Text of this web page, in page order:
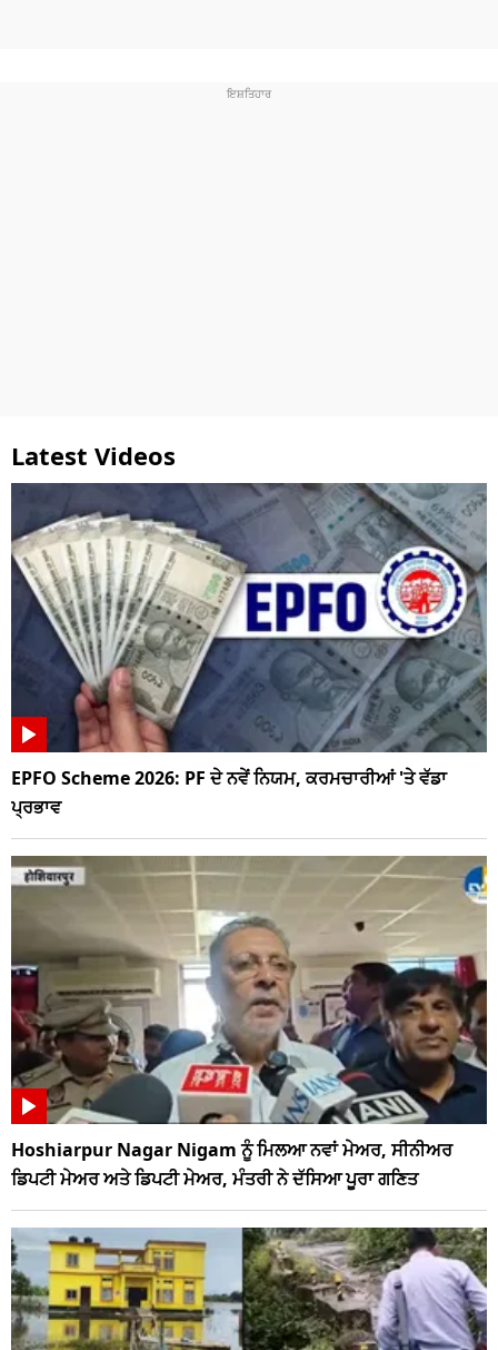
Latest Videos
EPFO Scheme 2026: PF ਦੇ ਨਵੇਂ ਨਿਯਮ, ਕਰਮਚਾਰੀਆਂ 'ਤੇ ਵੱਡਾ
ਪ੍ਰਭਾਵ
Hoshiarpur Nagar Nigam ਨੂੰ ਮਿਲਆ ਨਵਾਂ ਮੇਅਰ, ਸੀਨੀਅਰ
ਡਿਪਟੀ ਮੇਅਰ ਅਤੇ ਡਿਪਟੀ ਮੇਅਰ, ਮੰਤਰੀ ਨੇ ਦੱਸਿਆ ਪੂਰਾ ਗਣਿਤ